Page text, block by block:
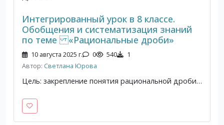
Интегрированный урок в 8 классе.
Обобщения и систематизация знаний
по теме «Рациональные дроби»
10 августа 2025 г. 0 540 1
Автор: Светлана Юрова
Цель: закрепление понятия рациональной дроби; выполнения арифметических действий с рациональными дробями; продолжение знакомства учеников с сохранившимися культурно-историческим наследием Донецкой Народной Республики